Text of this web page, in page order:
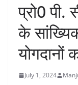
प्रो0 पी.
के
योगदानों
July 1, 2024